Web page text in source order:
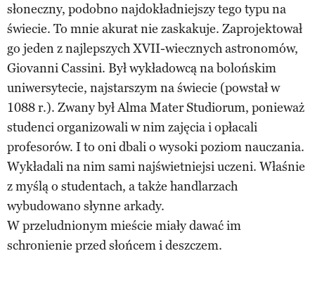
słoneczny, podobno najdokładniejszy tego typu na
świecie. To mnie akurat nie zaskakuje. Zaprojektował
go jeden z najlepszych XVII-wiecznych astronomów,
Giovanni Cassini. Był wykładowcą na bolońskim
uniwersytecie, najstarszym na świecie (powstał w
1088 r.). Zwany był Alma Mater Studiorum, ponieważ
studenci organizowali w nim zajęcia i opłacali
profesorów. I to oni dbali o wysoki poziom nauczania.
Wykładali na nim sami najświetniejsi uczeni. Właśnie
z myślą o studentach, a także handlarzach
wybudowano słynne arkady.
W przeludnionym mieście miały dawać im
schronienie przed słońcem i deszczem.